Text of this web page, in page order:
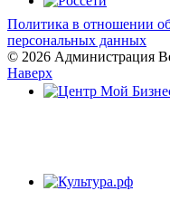
Политика в отношении
персональных данных
© 2026 Администрация
Наверх